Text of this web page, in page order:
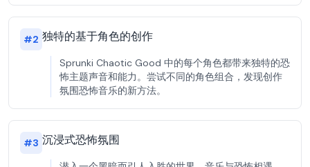
#2 独特的基于角色的创作
Sprunki Chaotic Good 中的每个角色都带来独特的恐
怖主题声音和能力。尝试不同的角色组合，发现创作
氛围恐怖音乐的新方法。
#3 沉浸式恐怖氛围